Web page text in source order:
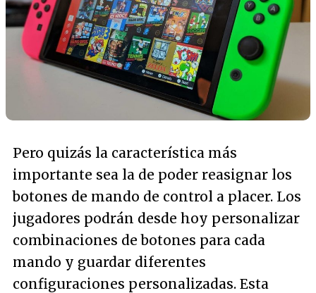
Pero quizás la característica más
importante sea la de poder reasignar los
botones de mando de control a placer. Los
jugadores podrán desde hoy personalizar
combinaciones de botones para cada
mando y guardar diferentes
configuraciones personalizadas. Esta